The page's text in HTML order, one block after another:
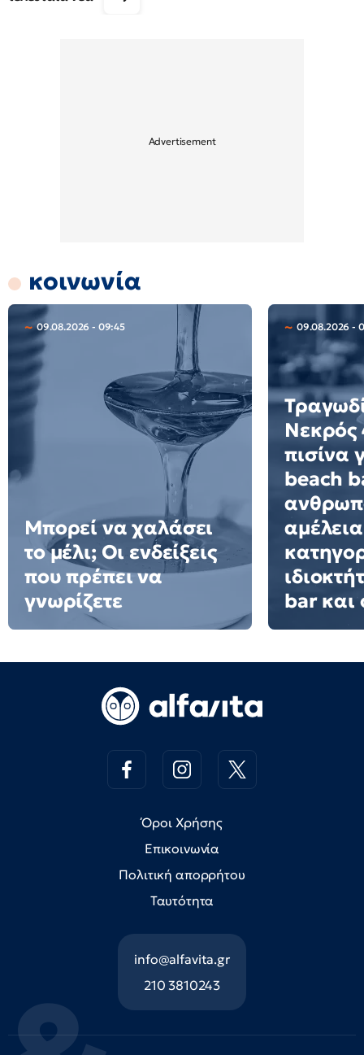
κοινωνία
09.08.2026 - 09:45
Μπορεί να χαλάσει
το μέλι; Οι ενδείξεις
που πρέπει να
γνωρίζετε
09.08.2026 -
Νεκρός
πισίνα
beach
αμέλεια
bar και
Όροι Χρήσης
Επικοινωνία
Πολιτική απορρήτου
Ταυτότητα
info@alfavita.gr
210 3810243